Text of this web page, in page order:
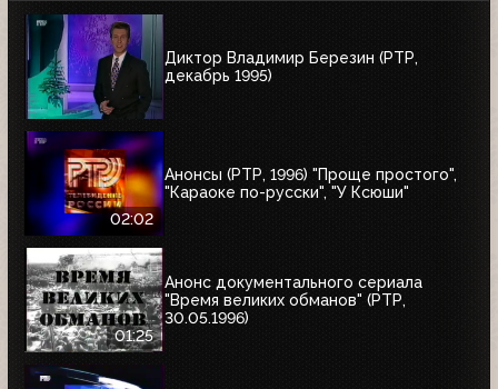
Диктор Владимир Березин (РТР,
декабрь 1995)
02:02
Анонсы (РТР, 1996) "Проще простого",
"Караоке по-русски", "У Ксюши"
01:25
Анонс документального сериала
"Время великих обманов" (РТР,
30.05.1996)